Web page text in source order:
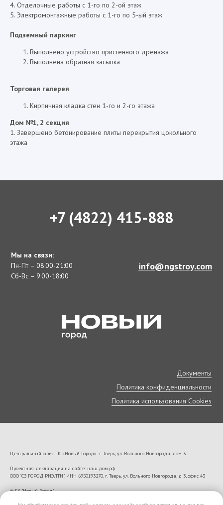
4. Отделочные работы с 1-го по 2-ой этаж
5. Электромонтажные работы с 1-го по 5-ый этаж
Подземный паркинг
Выполнено устройство пристенного дренажа
Выполнена обратная засыпка
Торговая галерея
Кирпичная кладка стен 1-го и 2-го этажа
Дом №1, 2 секция
1. Завершено бетонирование плиты перекрытия цокольного
этажа
+7 (4822) 415-888
Мы на связи:
Пн-Пт – 08:00-21:00
Сб-Вс – 9:00-18:00
info@ngstroy.com
Документы
Политика конфиденциальности
Политика использования Cookies
Центральный офис ГК «Новый Город»: г. Тверь, ул. Вольного Новгорода, дом 3.
Проектная декларация на сайте: наш.дом.рф
ООО "СЗ ГОРОД РИЭЛТИ", ИНН 6950193270, г. Тверь, ул. Вольного Новгорода, д 3, офис 43
© ГК "Новый Город"